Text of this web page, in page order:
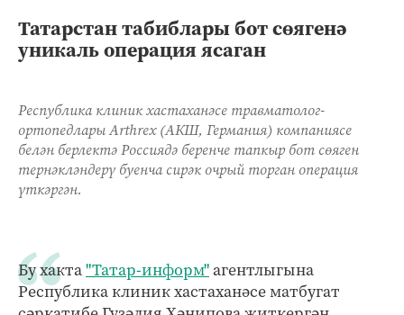
Татарстан табиблары бот сөягенә
уникаль операция ясаган
Республика клиник хастаханәсе травматолог-
ортопедлары Arthrex (АКШ, Германия) компаниясе
белән берлектә Россиядә беренче тапкыр бот сөяген
тернәкләндерү буенча сирәк очрый торган операция
үткәргән.
Бу хакта"Татар-информ"агентлыгына
Республика клиник хастаханәсе матбугат